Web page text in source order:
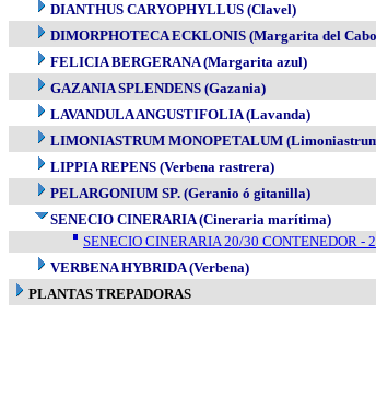
DIANTHUS CARYOPHYLLUS (Clavel)
DIMORPHOTECA ECKLONIS (Margarita del
FELICIA BERGERANA (Margarita azul)
GAZANIA SPLENDENS (Gazania)
LAVANDULA ANGUSTIFOLIA (Lavanda)
LIMONIASTRUM MONOPETALUM
LIPPIA REPENS (Verbena rastrera)
PELARGONIUM SP. (Geranio ó gitanilla)
SENECIO CINERARIA (Cineraria marítima)
SENECIO CINERARIA 20/30 CONTENEDOR -
VERBENA HYBRIDA (Verbena)
PLANTAS TREPADORAS